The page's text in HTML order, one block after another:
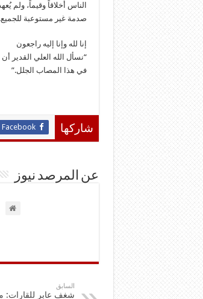
الناس أخلاقاً وقيماً، ولم
صدمة غير مستوعبة للجميع.
​إنا لله وإنا إليه راجعون
“نسأل الله العلي القدير
في هذا المصاب الجلل.”
شاركها Facebook
عن المرصد نيوز
السابق